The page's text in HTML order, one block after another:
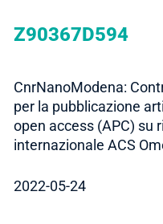
Z90367D594
CnrNanoModena:
per la pubblicazione
open access (APC) su
internazionale ACS
2022-05-24